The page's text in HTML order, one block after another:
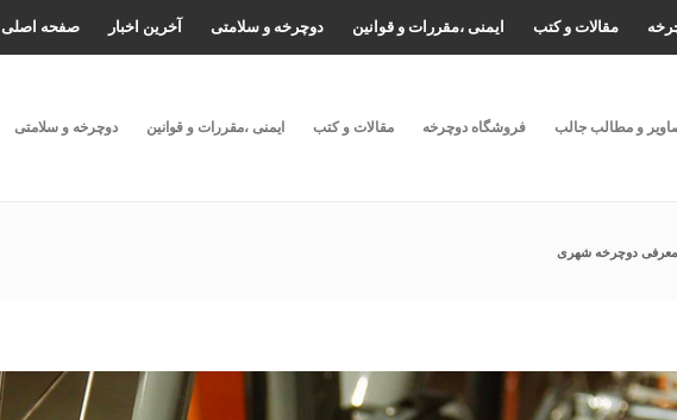
صفحه اصلی آخرین اخبار دوچرخه و سلامتی ایمنی ،مقررات و قوانین مقالات و کتب
دوچرخه و سلامتی ایمنی ،مقررات و قوانین مقالات و کتب فروشگاه دوچرخه و مطالب جالب
معرفی دوچرخه شهری